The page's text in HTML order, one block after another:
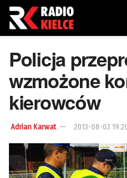
Policja
wzmożone
kierowców
Adrian Karwat 2013-08-03